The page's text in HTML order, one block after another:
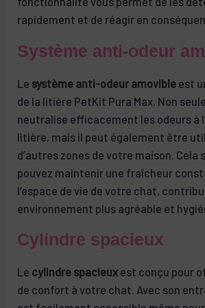
rapidement et de réagir en
Système anti-odeur
Le système anti-odeur amovible est
de la litière PetKit Pura Max. Non
neutralise efficacement les odeurs à
litière, mais il peut également être
d’autres zones de votre maison. Cela
pouvez maintenir une fraîcheur
l’espace de vie de votre chat,
environnement plus agréable et
Cylindre spacieux
Le cylindre spacieux est conçu pour
de confort à votre chat. Avec son